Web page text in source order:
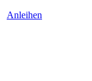
Anleihen